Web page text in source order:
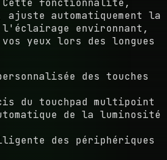
fonctionnalité,
ajuste automatiquement la
environnant,
yeux lors des longues
des touches
du touchpad multipoint
de la luminosité
des périphériques